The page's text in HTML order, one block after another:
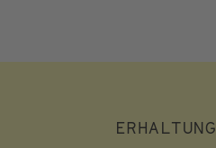
ERHALTUNG